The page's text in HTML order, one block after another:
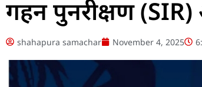
गहन पुनरीक्षण (SIR)
shahapura samachar November 4, 2025